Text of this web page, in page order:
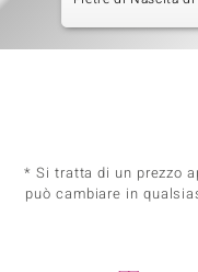
* Si tratta di un prezzo
può cambiare in